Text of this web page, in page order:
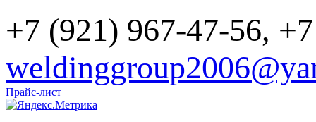
+7 (921) 967-47-56,
Прайс-лист